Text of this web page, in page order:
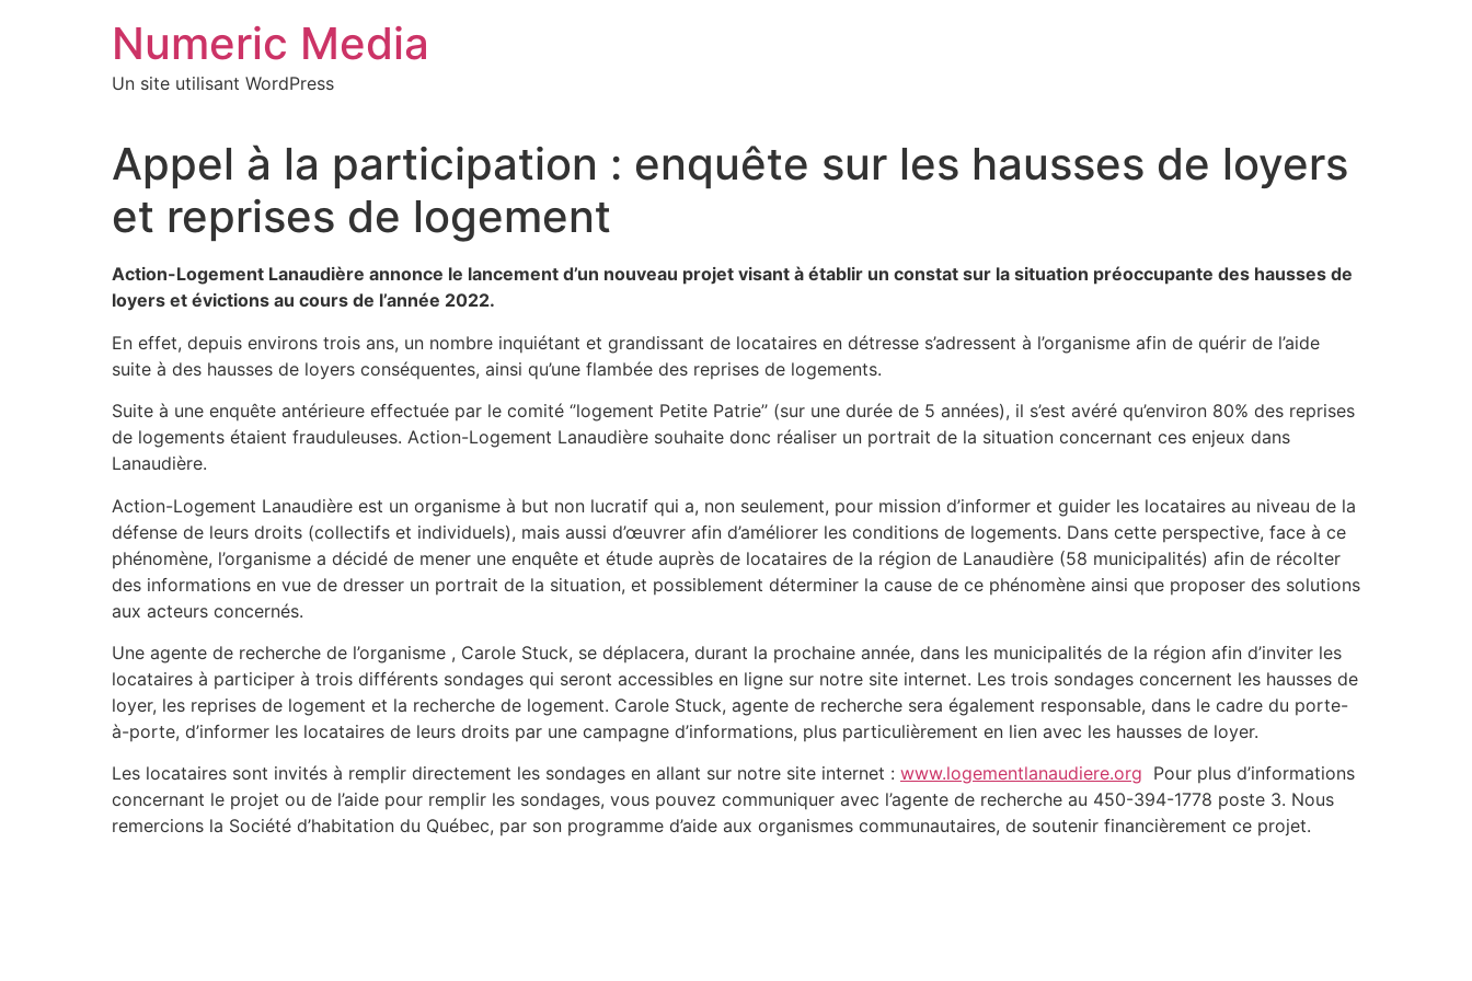
Numeric Media
Un site utilisant WordPress
Appel à la participation : enquête sur les hausses de loyers
et reprises de logement
Action-Logement Lanaudière annonce le lancement d’un nouveau projet visant à établir un constat sur la situation préoccupante des hausses de
loyers et évictions au cours de l’année 2022.
En effet, depuis environs trois ans, un nombre inquiétant et grandissant de locataires en détresse s’adressent à l’organisme afin de quérir de l’aide
suite à des hausses de loyers conséquentes, ainsi qu’une flambée des reprises de logements.
Suite à une enquête antérieure effectuée par le comité ‘’logement Petite Patrie’’ (sur une durée de 5 années), il s’est avéré qu’environ 80% des reprises
de logements étaient frauduleuses. Action-Logement Lanaudière souhaite donc réaliser un portrait de la situation concernant ces enjeux dans
Lanaudière.
Action-Logement Lanaudière est un organisme à but non lucratif qui a, non seulement, pour mission d’informer et guider les locataires au niveau de la
défense de leurs droits (collectifs et individuels), mais aussi d’œuvrer afin d’améliorer les conditions de logements. Dans cette perspective, face à ce
phénomène, l’organisme a décidé de mener une enquête et étude auprès de locataires de la région de Lanaudière (58 municipalités) afin de récolter
des informations en vue de dresser un portrait de la situation, et possiblement déterminer la cause de ce phénomène ainsi que proposer des solutions
aux acteurs concernés.
Une agente de recherche de l’organisme , Carole Stuck, se déplacera, durant la prochaine année, dans les municipalités de la région afin d’inviter les
locataires à participer à trois différents sondages qui seront accessibles en ligne sur notre site internet. Les trois sondages concernent les hausses de
loyer, les reprises de logement et la recherche de logement. Carole Stuck, agente de recherche sera également responsable, dans le cadre du porte-
à-porte, d’informer les locataires de leurs droits par une campagne d’informations, plus particulièrement en lien avec les hausses de loyer.
Les locataires sont invités à remplir directement les sondages en allant sur notre site internet : www.logementlanaudiere.org Pour plus d’informations
concernant le projet ou de l’aide pour remplir les sondages, vous pouvez communiquer avec l’agente de recherche au 450-394-1778 poste 3. Nous
remercions la Société d’habitation du Québec, par son programme d’aide aux organismes communautaires, de soutenir financièrement ce projet.